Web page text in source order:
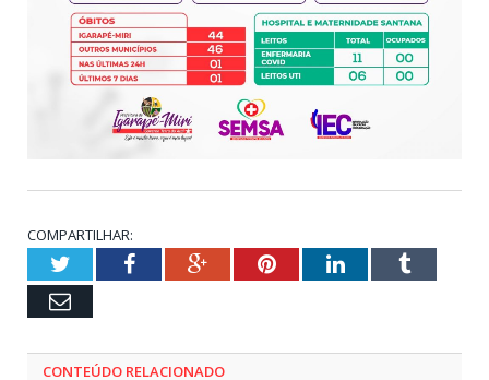
COMPARTILHAR:
TwitterFacebookGoogle+PinterestLinkedInTumblr
Email
CONTEÚDO RELACIONADO